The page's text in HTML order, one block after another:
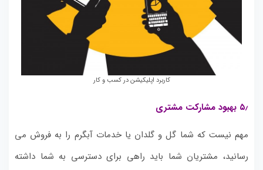
کاربرد اپلیکیشن در کسب و کار
۵٫ بهبود مشارکت مشتری
مهم نیست که شما گل و گلدان یا خدمات آبگرم را به فروش می
رسانید، مشتریان شما باید راهی برای دسترسی به شما داشته